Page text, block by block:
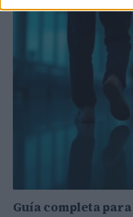
Guía completa